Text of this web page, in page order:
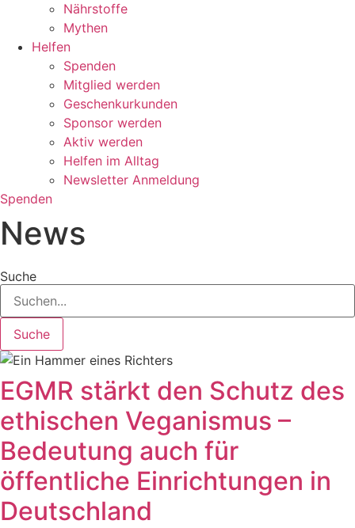
Nährstoffe
Mythen
Helfen
Spenden
Mitglied werden
Geschenkurkunden
Sponsor werden
Aktiv werden
Helfen im Alltag
Newsletter Anmeldung
Spenden
News
Suche
Suche
EGMR stärkt den Schutz des
ethischen Veganismus –
Bedeutung auch für
öffentliche Einrichtungen in
Deutschland